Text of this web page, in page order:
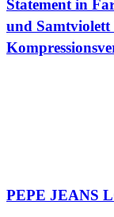
Statement in
und Samtviolett
PEPE JEANS